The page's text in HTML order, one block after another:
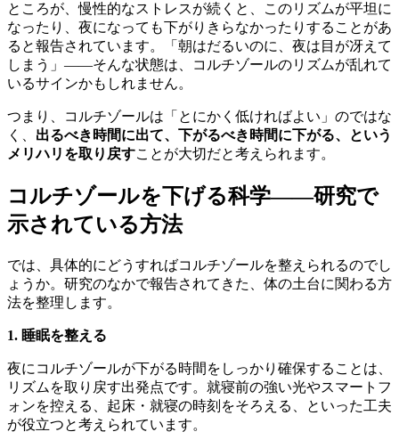
ところが、慢性的なストレスが続くと、このリズムが平坦に
なったり、夜になっても下がりきらなかったりすることがあ
ると報告されています。「朝はだるいのに、夜は目が冴えて
しまう」——そんな状態は、コルチゾールのリズムが乱れて
いるサインかもしれません。
つまり、コルチゾールは「とにかく低ければよい」のではな
く、 出るべき時間に出て、下がるべき時間に下がる、という
メリハリを取り戻すことが大切だと考えられます。
コルチゾールを下げる科学——研究で
示されている方法
では、具体的にどうすればコルチゾールを整えられるのでし
ょうか。研究のなかで報告されてきた、体の土台に関わる方
法を整理します。
1. 睡眠を整える
夜にコルチゾールが下がる時間をしっかり確保することは、
リズムを取り戻す出発点です。就寝前の強い光やスマートフ
ォンを控える、起床・就寝の時刻をそろえる、といった工夫
が役立つと考えられています。